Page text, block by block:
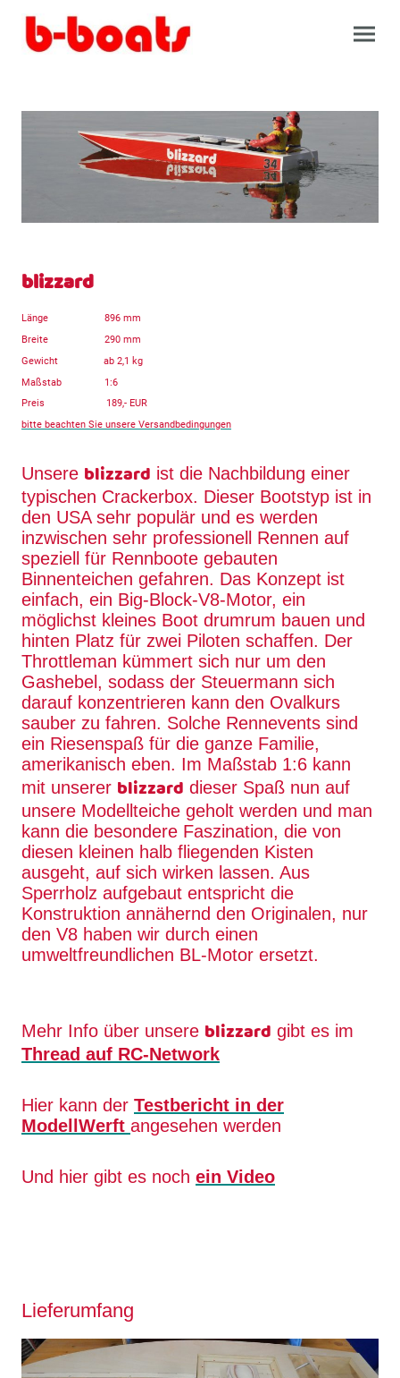
blizzard
Länge 896 mm
Breite 290 mm
Gewicht ab 2,1 kg
Maßstab 1:6
Preis 189,- EUR
bitte beachten Sie unsere Versandbedingungen
Unsere blizzard ist die Nachbildung einer
typischen Crackerbox. Dieser Bootstyp ist in
den USA sehr populär und es werden
inzwischen sehr professionell Rennen auf
speziell für Rennboote gebauten
Binnenteichen gefahren. Das Konzept ist
einfach, ein Big-Block-V8-Motor, ein
möglichst kleines Boot drumrum bauen und
hinten Platz für zwei Piloten schaffen. Der
Throttleman kümmert sich nur um den
Gashebel, sodass der Steuermann sich
darauf konzentrieren kann den Ovalkurs
sauber zu fahren. Solche Rennevents sind
ein Riesenspaß für die ganze Familie,
amerikanisch eben. Im Maßstab 1:6 kann
mit unserer blizzard dieser Spaß nun auf
unsere Modellteiche geholt werden und man
kann die besondere Faszination, die von
diesen kleinen halb fliegenden Kisten
ausgeht, auf sich wirken lassen. Aus
Sperrholz aufgebaut entspricht die
Konstruktion annähernd den Originalen, nur
den V8 haben wir durch einen
umweltfreundlichen BL-Motor ersetzt.
Mehr Info über unsere blizzard gibt es im
Thread auf RC-Network
Hier kann der Testbericht in der
ModellWerft angesehen werden
Und hier gibt es noch ein Video
Lieferumfang